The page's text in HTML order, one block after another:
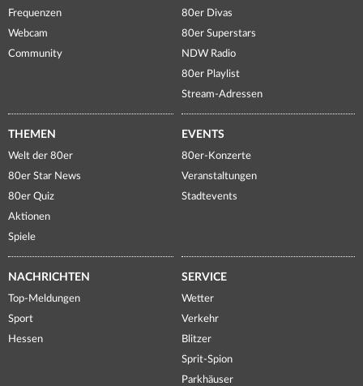
Frequenzen
Webcam
Community
80er Divas
80er Superstars
NDW Radio
80er Playlist
Stream-Adressen
THEMEN
Welt der 80er
80er Star News
80er Quiz
Aktionen
Spiele
EVENTS
80er-Konzerte
Veranstaltungen
Stadtevents
NACHRICHTEN
Top-Meldungen
Sport
Hessen
SERVICE
Wetter
Verkehr
Blitzer
Sprit-Spion
Parkhäuser